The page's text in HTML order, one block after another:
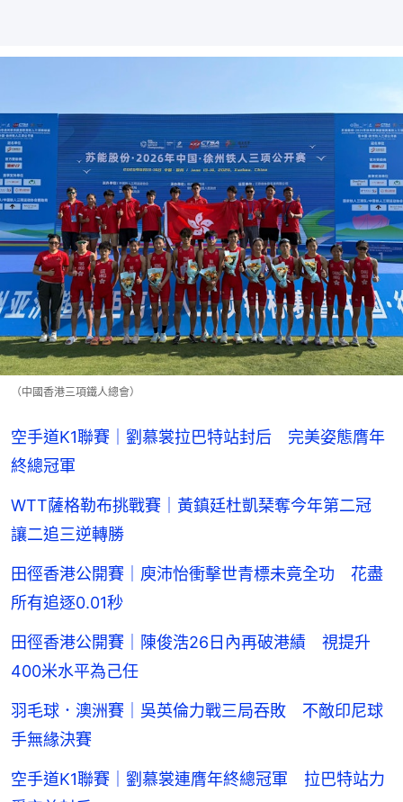
（中國香港三項鐵人總會）
空手道K1聯賽｜劉慕裳拉巴特站封后 完美姿態膺年
終總冠軍
WTT薩格勒布挑戰賽｜黃鎮廷杜凱琹奪今年第二冠
讓二追三逆轉勝
田徑香港公開賽｜庾沛怡衝擊世青標未竟全功 花盡
所有追逐0.01秒
田徑香港公開賽｜陳俊浩26日內再破港績 視提升
400米水平為己任
羽毛球．澳洲賽｜吳英倫力戰三局吞敗 不敵印尼球
手無緣決賽
空手道K1聯賽｜劉慕裳連膺年終總冠軍 拉巴特站力